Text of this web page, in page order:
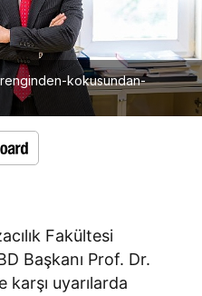
kokusundan-
Fakültesi
Başkanı Prof. Dr.
karşı uyarılarda